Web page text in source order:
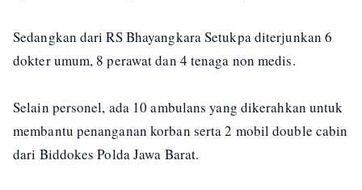
Sedangkan dari RS Bhayangkara Setukpa diterjunkan 6
dokter umum, 8 perawat dan 4 tenaga non medis.
Selain personel, ada 10 ambulans yang dikerahkan untuk
membantu penanganan korban serta 2 mobil double cabin
dari Biddokes Polda Jawa Barat.